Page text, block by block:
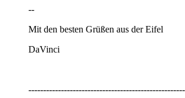
--
Mit den besten Grüßen aus der Eifel
DaVinci